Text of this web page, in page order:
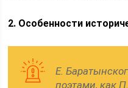
2. Особенности
Е.
поэтами, как